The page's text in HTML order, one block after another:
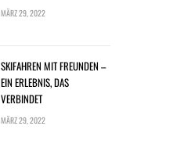
MÄRZ 29, 2022
SKIFAHREN MIT FREUNDEN –
EIN ERLEBNIS, DAS
VERBINDET
MÄRZ 29, 2022